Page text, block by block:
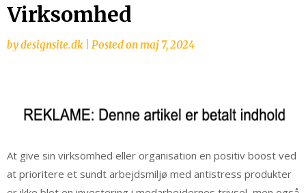
Virksomhed
bydesignsite.dk Posted onmaj 7, 2024
At give sin virksomhed eller organisation en positiv boost ved
at prioritere et sundt arbejdsmiljø med antistress produkter